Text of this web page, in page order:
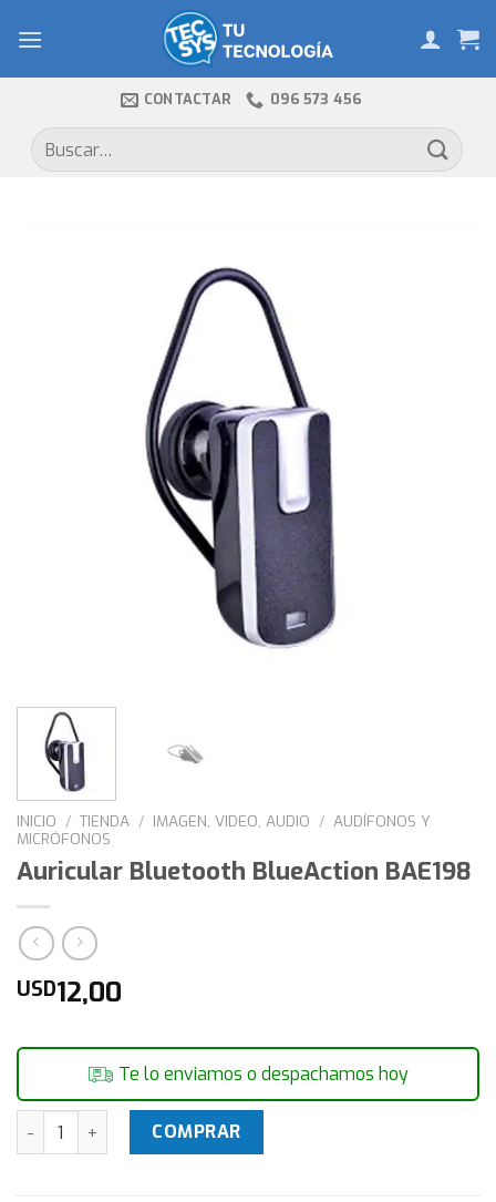
CONTACTAR 096 573 456
Buscar
por:
INICIO / TIENDA / IMAGEN, VIDEO, AUDIO / AUDÍFONOS Y
MICRÓFONOS
Auricular Bluetooth BlueAction BAE198
USD12,00
Te lo enviamos o despachamos hoy
Auricular Bluetooth BlueAction BAE198 cantidad
COMPRAR